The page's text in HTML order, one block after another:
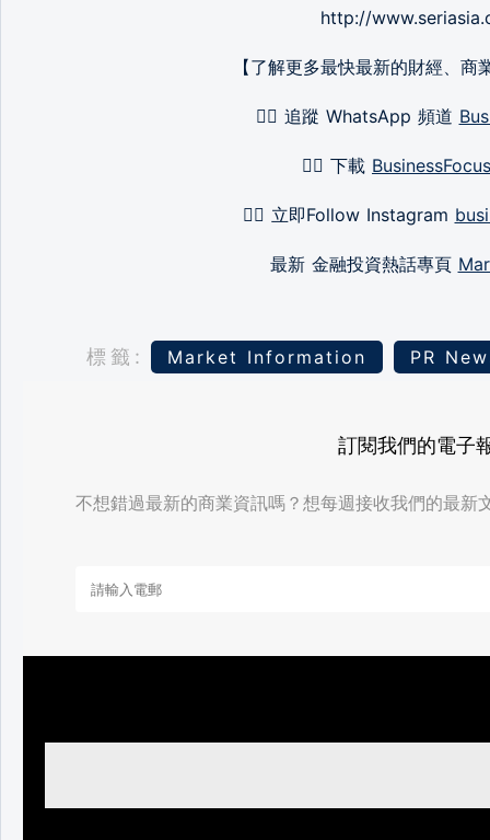
http://
【了解更多最快最新的財經、商
👉🏻 追蹤 WhatsApp 頻道
👉🏻 下載
👉🏻 立即Follow Instagram
最新 金融投資熱話專頁
標籤: Market Information PR
訂閱我們的電子
不想錯過最新的商業資訊嗎？想每週接收我們的最新